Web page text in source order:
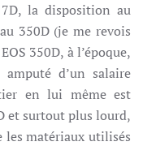
la disposition au
350D (je me revois
350D, à l’époque,
d’un salaire
en lui même est
et surtout plus lourd,
les matériaux utilisés